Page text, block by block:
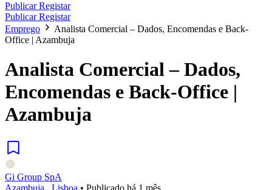
PublicarRegistar
PublicarRegistar
Emprego
Analista Comercial – Dados, Encomendas e Back-
Office | Azambuja
Analista Comercial – Dados,
Encomendas e Back-Office |
Azambuja
Gi Group SpA
Azambuja , Lisboa • Publicado há 1 mês